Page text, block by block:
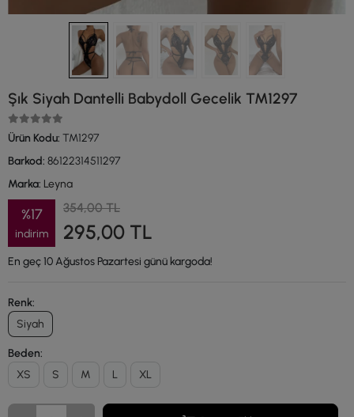
Şık Siyah Dantelli Babydoll Gecelik TM1297
Ürün Kodu: TM1297
Barkod: 86122314511297
Marka: Leyna
%17
indirim
354,00 TL
295,00 TL
En geç 10 Ağustos Pazartesi günü kargoda!
Renk:
Siyah
Beden:
XS
S M L XL